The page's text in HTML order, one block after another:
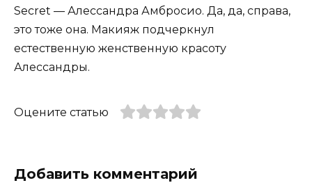
Secret — Алессандра Амбросио. Да, да, справа,
это тоже она. Макияж подчеркнул
естественную женственную красоту
Алессандры.
Оцените статью
Добавить комментарий